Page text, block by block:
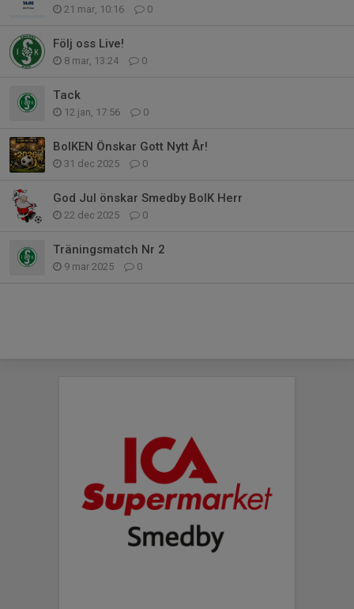
21 mar, 10:16 0
Följ oss Live!
8 mar, 13:24 0
Tack
12 jan, 17:56 0
BoIKEN Önskar Gott Nytt År!
31 dec 2025 0
God Jul önskar Smedby BoIK Herr
22 dec 2025 0
Träningsmatch Nr 2
9 mar 2025 0